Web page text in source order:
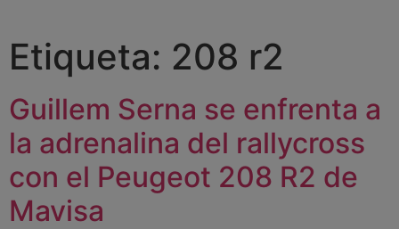
Etiqueta: 208 r2
Guillem Serna se enfrenta a
la adrenalina del rallycross
con el Peugeot 208 R2 de
Mavisa